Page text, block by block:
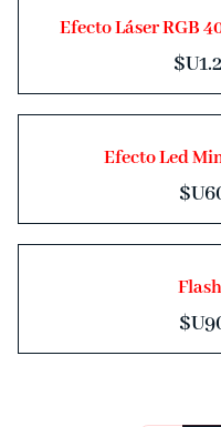
Efecto Láser RGB
Efecto Led